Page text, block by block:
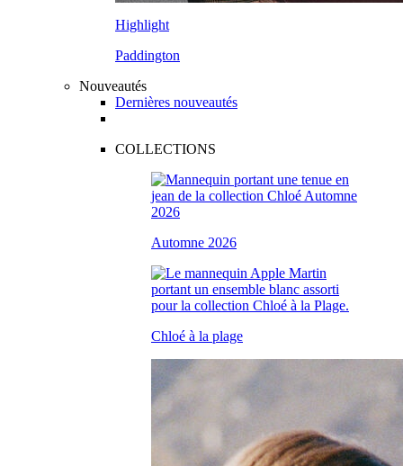
Highlight
Paddington
Nouveautés
Dernières nouveautés
COLLECTIONS
Automne 2026
Chloé à la plage